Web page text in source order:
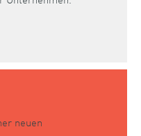
neuen